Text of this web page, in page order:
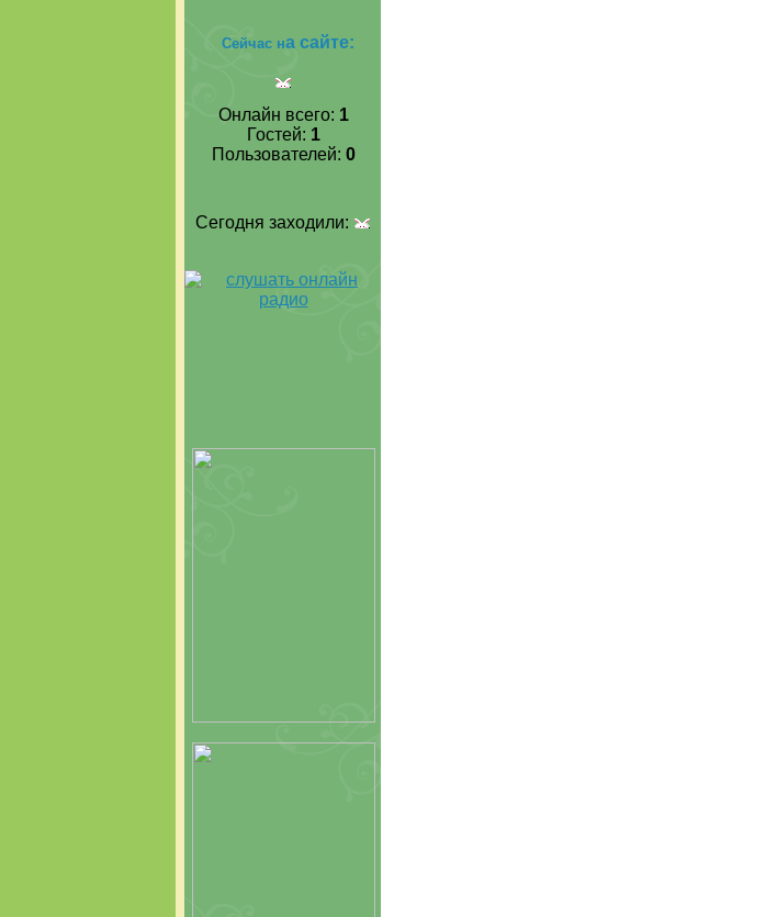
Сейчас на сайте:
Онлайн всего: 1
Гостей: 1
Пользователей: 0
Сегодня заходили: